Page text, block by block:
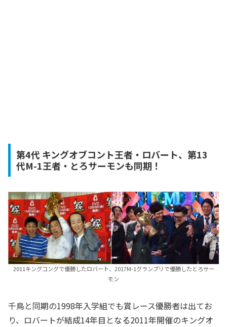
第4代 キングオブコント王者・ロバート、第13
代M-1王者・とろサーモンも同期！
2011キングコングで優勝したロバート、2017M-1グランプリで優勝したとろサー
モン
千鳥と同期の1998年入学組でも賞レース優勝者は出てお
り、ロバートが結成14年目となる2011年開催のキングオ